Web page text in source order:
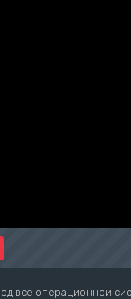
все операционной